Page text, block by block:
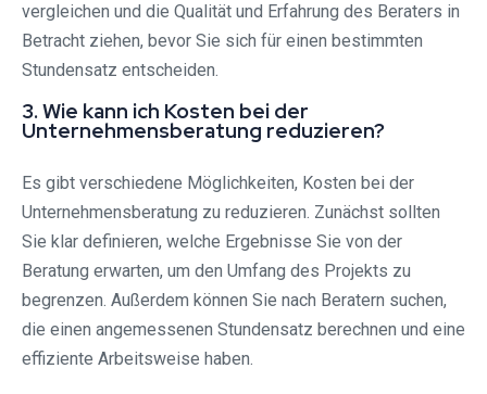
vergleichen und die Qualität und Erfahrung des Beraters in
Betracht ziehen, bevor Sie sich für einen bestimmten
Stundensatz entscheiden.
3. Wie kann ich Kosten bei der
Unternehmensberatung reduzieren?
Es gibt verschiedene Möglichkeiten, Kosten bei der
Unternehmensberatung zu reduzieren. Zunächst sollten
Sie klar definieren, welche Ergebnisse Sie von der
Beratung erwarten, um den Umfang des Projekts zu
begrenzen. Außerdem können Sie nach Beratern suchen,
die einen angemessenen Stundensatz berechnen und eine
effiziente Arbeitsweise haben.